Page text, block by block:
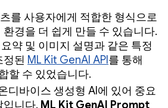
를 사용자에게 적합한 형식으로
경을 더 쉽게 만들 수 있습니다.
약 및 이미지 설명과 같은 특정
정된 ML Kit GenAI API 를 통해
할 수 있었습니다.
디바이스 생성형 AI에 있어 중요
입니다. ML Kit GenAI Prompt